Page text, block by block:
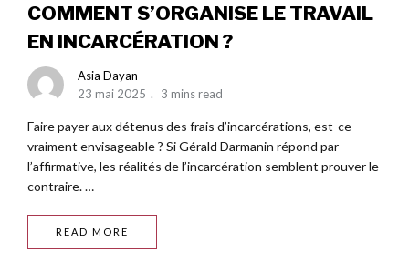
COMMENT S’ORGANISE LE TRAVAIL
EN INCARCÉRATION ?
Asia Dayan
23 mai 2025
3 mins read
Faire payer aux détenus des frais d’incarcérations, est-ce
vraiment envisageable ? Si Gérald Darmanin répond par
l’affirmative, les réalités de l’incarcération semblent prouver le
contraire. …
READ MORE